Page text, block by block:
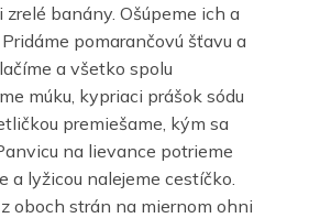
banány. Ošúpeme ich a
pomarančovú šťavu a
a všetko spolu
múku, kypriaci prášok sódu
premiešame, kým sa
na lievance potrieme
a lyžicou nalejeme cestíčko.
oboch strán na miernom ohni